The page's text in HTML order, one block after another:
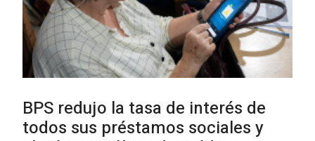
personas en situación de
discapacidad